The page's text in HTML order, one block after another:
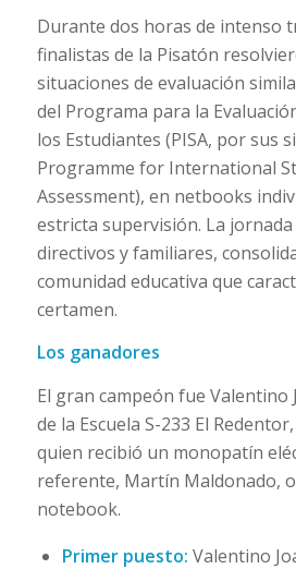
Durante dos horas de intenso
finalistas de la Pisatón
situaciones de evaluación
del Programa para la
los Estudiantes (PISA, por sus
Programme for International
Assessment), en netbooks
estricta supervisión. La
directivos y familiares,
comunidad educativa que
certamen.
Los ganadores
El gran campeón fue Valentino
de la Escuela S-233 El
quien recibió un monopatín
referente, Martín Maldonado,
notebook.
Primer puesto: Valentino